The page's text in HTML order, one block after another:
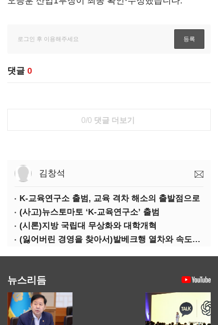
댓글 0
0/0 댓글 더보기
김창석
K-교육연구소 출범, 교육 격차 해소의 출발점으로
(사고)뉴스토마토 ‘K-교육연구소’ 출범
(시론)지방 국립대 무상화와 대학개혁
(잃어버린 경영을 찾아서)발베크행 열차와 속도의 환상: 디지털 전환과 물류 혁신의 포용적 노동 전략
뉴스리듬